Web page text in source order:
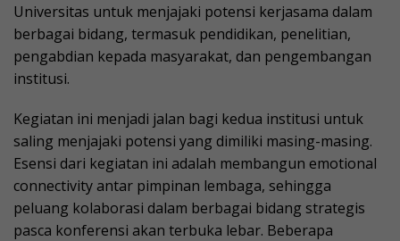
Universitas untuk menjajaki potensi kerjasama dalam
berbagai bidang, termasuk pendidikan, penelitian,
pengabdian kepada masyarakat, dan pengembangan
institusi.
Kegiatan ini menjadi jalan bagi kedua institusi untuk
saling menjajaki potensi yang dimiliki masing-masing.
Esensi dari kegiatan ini adalah membangun emotional
connectivity antar pimpinan lembaga, sehingga
peluang kolaborasi dalam berbagai bidang strategis
pasca konferensi akan terbuka lebar. Beberapa